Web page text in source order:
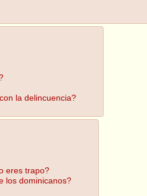
la delincuencia?
eres trapo?
los dominicanos?